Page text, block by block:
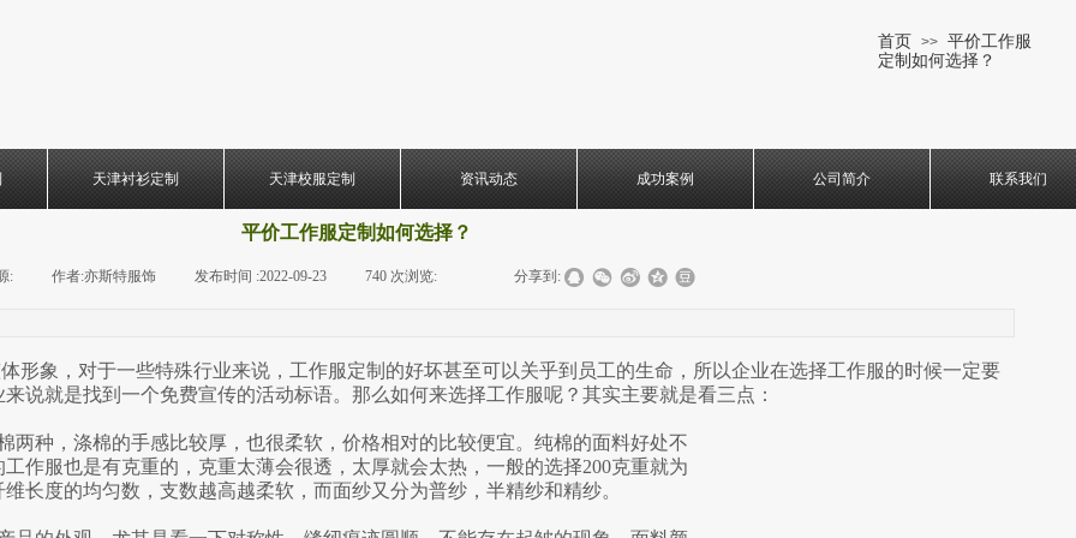
首页 >> 平价工作服
定制如何选择？
天津衬衫定制 天津校服定制 资讯动态 成功案例 公司简介 联系我们
平价工作服定制如何选择？
: 作者:亦斯特服饰 发布时间 :2022-09-23 740 次浏览: 分享到:
象，对于一些特殊行业来说，工作服定制的好坏甚至可以关乎到员工的生命，所以企业在选择工作服的时候一定要
说就是找到一个免费宣传的活动标语。那么如何来选择工作服呢？其实主要就是看三点：
两种，涤棉的手感比较厚，也很柔软，价格相对的比较便宜。纯棉的面料好处不
作服也是有克重的，克重太薄会很透，太厚就会太热，一般的选择200克重就为
长度的均匀数，支数越高越柔软，而面纱又分为普纱，半精纱和精纱。